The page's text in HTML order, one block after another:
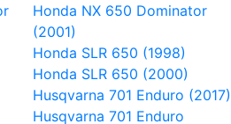
Honda NX 650 Dominator
(2001)
Honda SLR 650 (1998)
Honda SLR 650 (2000)
Husqvarna 701 Enduro (2017)
Husqvarna 701 Enduro